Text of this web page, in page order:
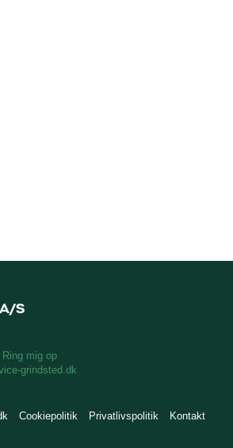
S
Ring mig op
grindsted.dk
Cookiepolitik Privatlivspolitik Kontakt